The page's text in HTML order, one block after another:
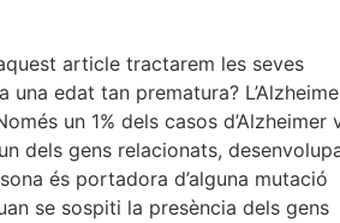
article tractarem les seves
edat tan prematura?
un 1% dels casos d’Alzheimer
dels gens relacionats,
és portadora d’alguna mutació
se sospiti la presència dels gens